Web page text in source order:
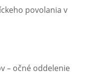
povolania v
– očné oddelenie